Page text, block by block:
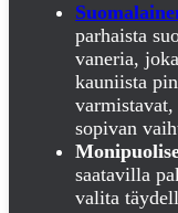
parhaista
vaneria,
kauniista
sopivan
saatavilla
valita